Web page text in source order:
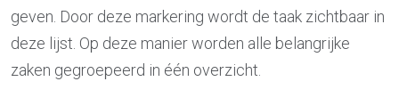
geven. Door deze markering wordt de taak zichtbaar in
deze lijst. Op deze manier worden alle belangrijke
zaken gegroepeerd in één overzicht.